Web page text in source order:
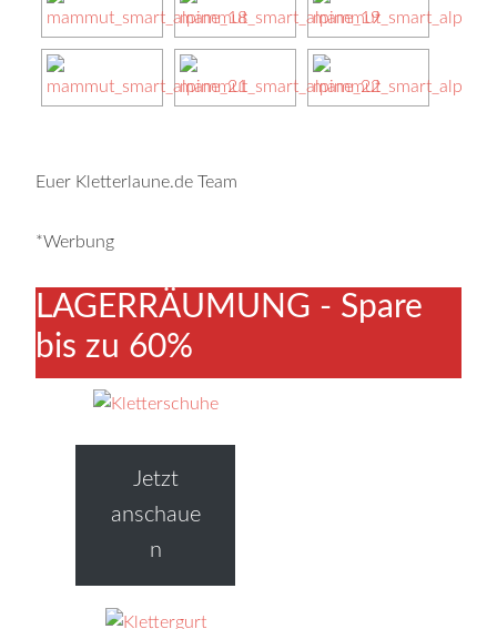
Euer Kletterlaune.de Team
*Werbung
LAGERRÄUMUNG - Spare
bis zu 60%
Jetzt
anschaue
n